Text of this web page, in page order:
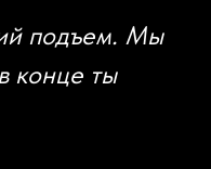
подъем. Мы
конце ты